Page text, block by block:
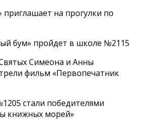
на прогулки по
бум» пройдет в школе №2115
Симеона и Анны
фильм «Первопечатник
стали победителями
книжных морей»